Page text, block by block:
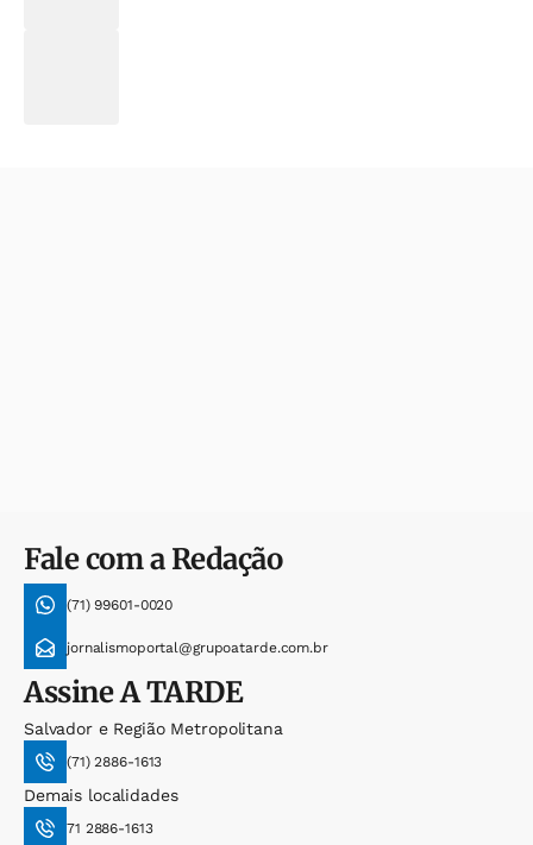
Fale com a Redação
(71) 99601-0020
jornalismoportal@grupoatarde.com.br
AssineA TARDE
Salvador e Região Metropolitana
(71) 2886-1613
Demais localidades
71 2886-1613